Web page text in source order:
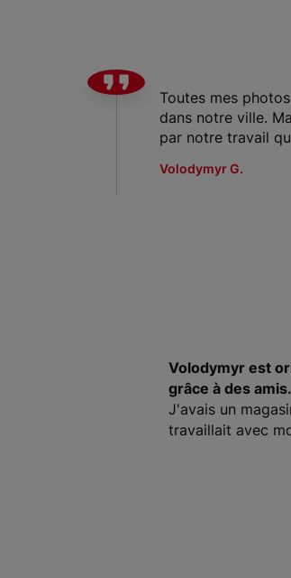
Toutes mes
dans notre ville.
par notre travail
Volodymyr G.
Volodymyr est
grâce à des
J'avais un
travaillait avec